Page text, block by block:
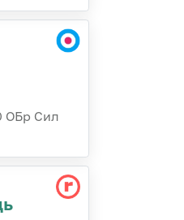
ОБр Сил